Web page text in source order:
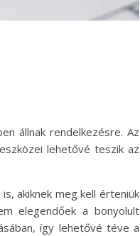
állnak rendelkezésre. Az
lehetővé teszik az
akiknek meg kell érteniük
elegendőek a bonyolult
így lehetővé téve a